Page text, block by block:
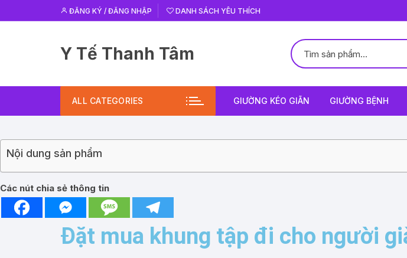
ĐĂNG KÝ / ĐĂNG NHẬP DANH SÁCH YÊU THÍCH
Y Tế Thanh Tâm
ALL CATEGORIES GIƯỜNG KÉO GIÃN GIƯỜNG BỆNH
Nội dung sản phẩm
Các nút chia sẻ thông tin
Đặt mua khung tập đi cho người